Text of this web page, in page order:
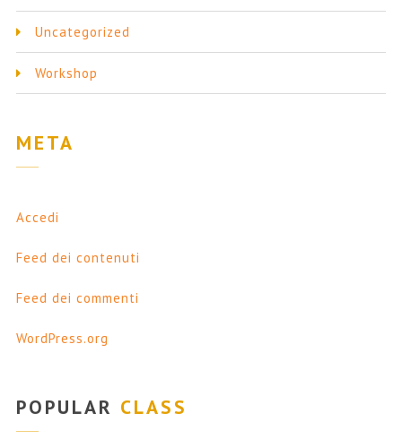
Uncategorized
Workshop
META
Accedi
Feed dei contenuti
Feed dei commenti
WordPress.org
POPULAR CLASS